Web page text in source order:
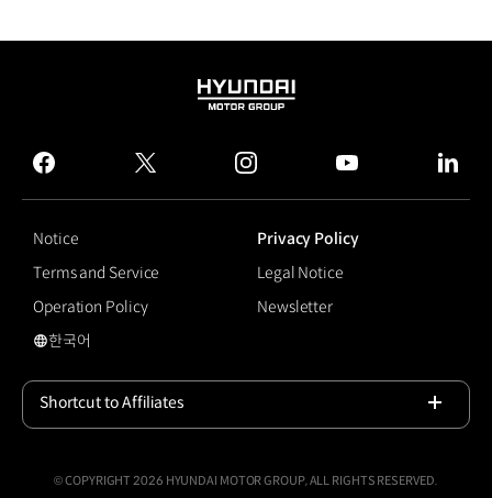
HYUNDAI
GROUP
facebook
twitter instagram
Notice
Privacy Policy
Terms and Service
Legal Notice
Operation Policy
Newsletter
국문 사이트로 이동
한국어
Shortcut to Affiliates
© COPYRIGHT 2026 HYUNDAI MOTOR GROUP, ALL RIGHTS RESERVED.